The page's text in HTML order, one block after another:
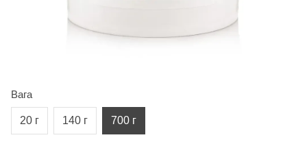
Вага
20 г 140 г 700 г